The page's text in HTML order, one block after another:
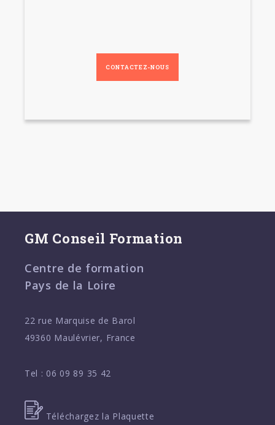
CONTACTEZ-NOUS
GM Conseil Formation
Centre de formation
Pays de la Loire
22 rue Marquise de Barol
49360 Maulévrier, France
Tel : 06 09 89 35 42
Téléchargez la Plaquette